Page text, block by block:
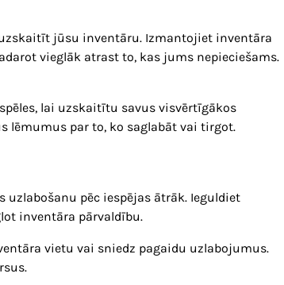
jūsu inventāru. Izmantojiet inventāra
vieglāk atrast to, kas jums nepieciešams.
lai uzskaitītu savus visvērtīgākos
lēmumus par to, ko saglabāt vai tirgot.
pēc iespējas ātrāk. Ieguldiet
inventāra pārvaldību.
vietu vai sniedz pagaidu uzlabojumus.